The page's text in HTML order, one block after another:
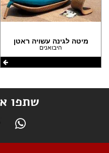
מיטה לגינה עשויה ראטן
היבואנים
שתפו